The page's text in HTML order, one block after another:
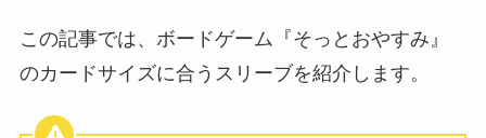
この記事では、ボードゲーム『そっとおやすみ』
のカードサイズに合うスリーブを紹介します。